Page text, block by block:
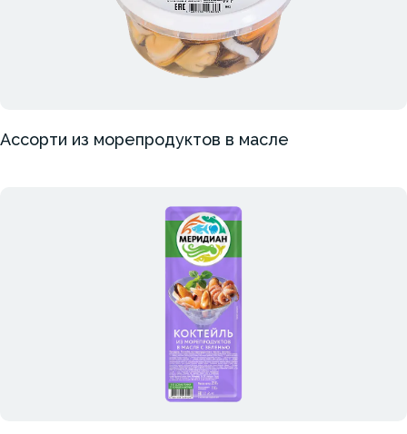
Ассорти из морепродуктов в масле